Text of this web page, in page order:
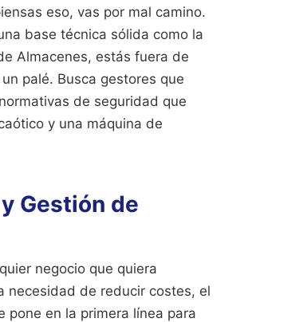
eso, vas por mal camino.
base técnica sólida como la
Almacenes, estás fuera de
palé. Busca gestores que
de seguridad que
y una máquina de
Gestión de
negocio que quiera
necesidad de reducir costes, el
en la primera línea para